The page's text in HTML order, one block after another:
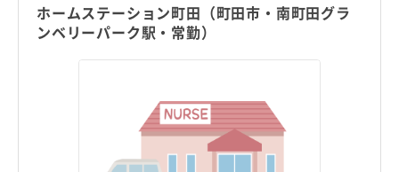
岡山県
広島県
狛江市
ホームステーション町田（町田市・南町田グラ
ンベリーパーク駅・常勤）
岡山県
広島県
狛江市